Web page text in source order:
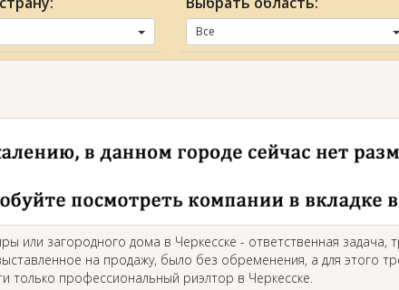
Все
или загородного дома в Черкесске - ответственная
на продажу, было без обременения, а для этого
только профессиональный риэлтор в Черкесске.